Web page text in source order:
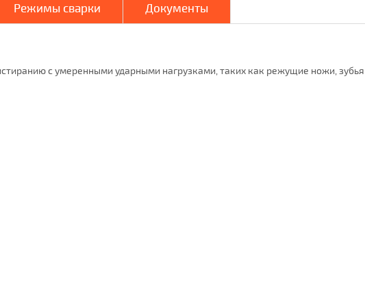
Режимы сварки Документы
с умеренными ударными нагрузками, таких как режущие ножи, зубья